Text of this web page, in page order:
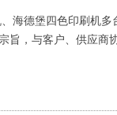
海德堡四色印刷机
，与客户、供应商